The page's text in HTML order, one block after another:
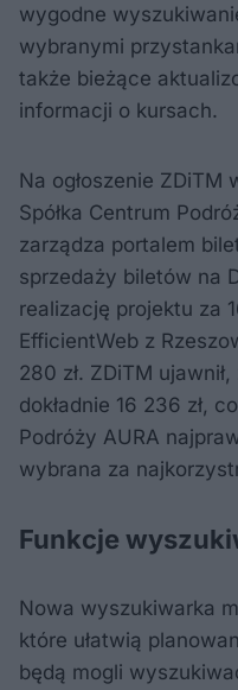
wygodne
wybranymi
także bieżące
informacji o kursach.
Na ogłoszenie ZDiTM
Spółka Centrum
zarządza portalem
sprzedaży biletów na
realizację projektu za
EfficientWeb z
280 zł. ZDiTM
dokładnie 16 236 zł,
Podróży AURA
wybrana za
Funkcje
Nowa wyszukiwarka
które ułatwią
będą mogli